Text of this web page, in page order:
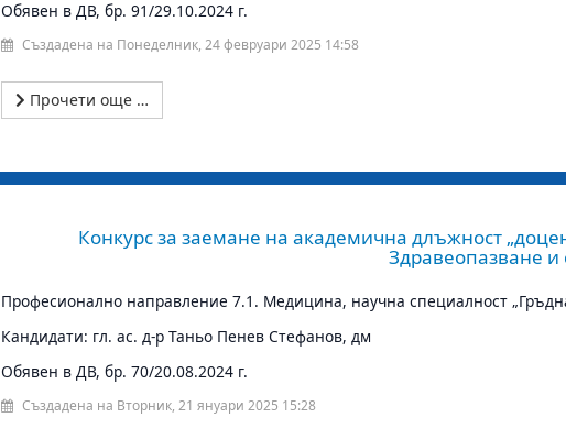
Обявен в ДВ, бр. 91/29.10.2024 г.
Създадена на Понеделник, 24 февруари 2025 14:58
Прочети още …
Конкурс за заемане на академична длъжност
Здравеопазване и
Професионално направление 7.1. Медицина, научна специалност
Кандидати: гл. ас. д-р Таньо Пенев Стефанов, дм
Обявен в ДВ, бр. 70/20.08.2024 г.
Създадена на Вторник, 21 януари 2025 15:28